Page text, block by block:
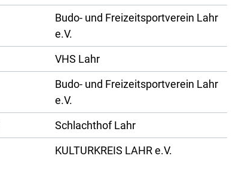
Budo- und Freizeitsportverein Lahr
e.V.
VHS Lahr
Budo- und Freizeitsportverein Lahr
e.V.
Schlachthof Lahr
KULTURKREIS LAHR e.V.